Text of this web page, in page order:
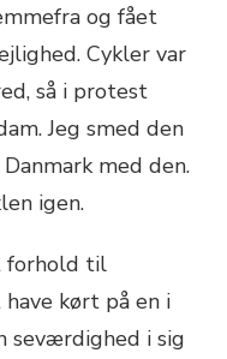
og fået
Cykler var
så i protest
Jeg smed den
med den.
igen.
forhold til
kørt på en i
seværdighed i sig